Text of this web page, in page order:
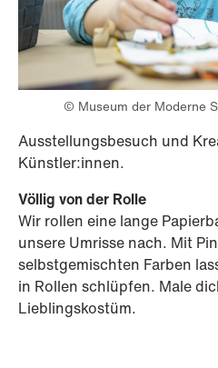
© Museum der Moderne
Ausstellungsbesuch und
Künstler:innen.
Völlig von der Rolle
Wir rollen eine lange
unsere Umrisse nach. Mit
selbstgemischten Farben
in Rollen schlüpfen. Male
Lieblingskostüm.